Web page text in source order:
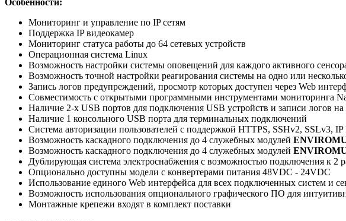
Особенности:
Мониторинг и управление по IP сетям
Поддержка IP видеокамер
Мониторинг статуса работы до 64 сетевых устройств
Операционная система Linux
Возможность настройки системы оповещений для каждого активного
Возможность точной настройки реагирования системы на одно или
Запись логов предупреждений, просмотр которых доступен через Web
Совместимость с открытыми программными инструментами мониторинга
Наличие 2-х USB портов для подключения USB устройств и записи логов на
Наличие 1 консольного USB порта для терминальных подключений
Система авторизации пользователей с поддержкой HTTPS, SSHv2, SSLv3,
Возможность каскадного подключения до 4 служебных модулей
Возможность каскадного подключения до 4 служебных модулей
Дублирующая система электроснабжения с возможностью подключения к 2
Опционально доступны модели с конвертерами питания 48VDC - 24VDC
Использование единого Web интерфейса для всех подключенных систем и
Возможность использования опционального графического ПО для
Монтажные крепежи входят в комплект поставки